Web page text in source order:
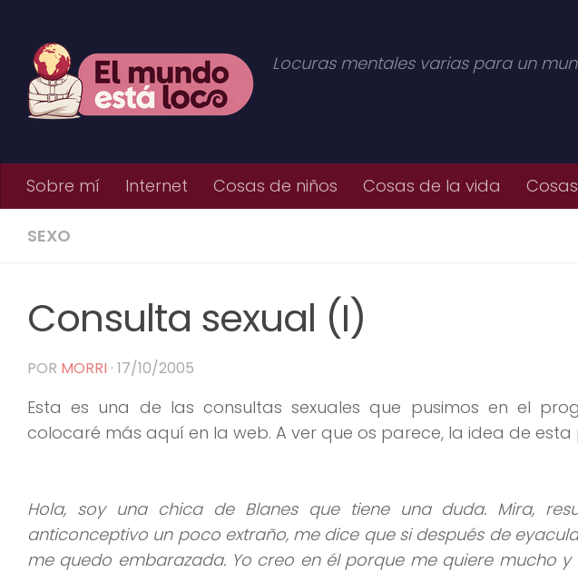
Locuras mentales varias para un
Sobre mí Internet Cosas de niños Cosas de la vida
SEXO
Consulta sexual (I)
POR MORRI · 17/10/2005
Esta es una de las consultas sexuales que pusimos en el
colocaré más aquí en la web. A ver que os parece, la idea de
Hola, soy una chica de Blanes que tiene una duda. Mira,
anticonceptivo un poco extraño, me dice que si después de
me quedo embarazada. Yo creo en él porque me quiere mucho